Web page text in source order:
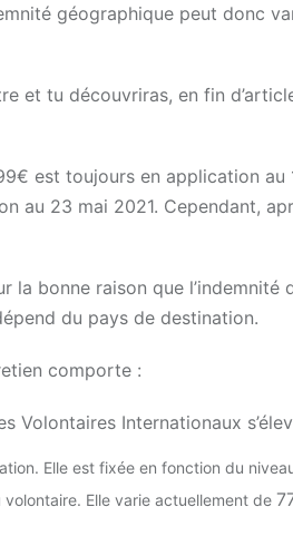
géographique peut donc
et tu découvriras, en fin
est toujours en application au
au 23 mai 2021. Cependant,
la bonne raison que l’indemnité
du pays de destination.
comporte :
Volontaires Internationaux
Elle est fixée en fonction du
Elle varie actuellement de